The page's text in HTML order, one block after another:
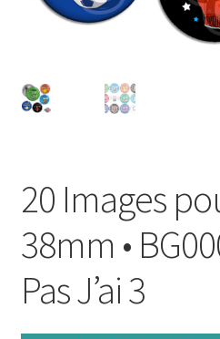
Mon compte
Politique de Confidentialité
Validation de la commande
20 Images
38mm •
Pas J’ai 3